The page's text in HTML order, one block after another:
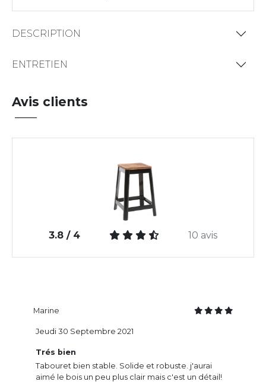
DESCRIPTION
ENTRETIEN
Avis clients
3.8 / 4 10 avis
Marine
Trés bien
Tabouret bien stable. Solide et robuste. j'aurai
aimé le bois un peu plus clair mais c'est un détail!
Jeudi 30 Septembre 2021